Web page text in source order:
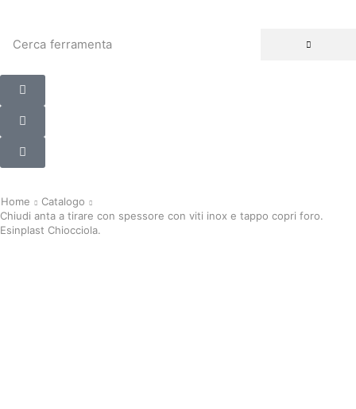
Cerca ferramenta
Home
Catalogo
Chiudi anta a tirare con spessore con viti inox e tappo copri foro.
Esinplast Chiocciola.